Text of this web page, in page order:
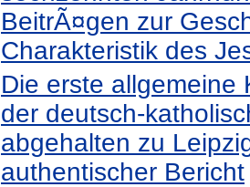
BeitrÃ¤gen zur
Charakteristik des
Die erste allgemeine
der deutsch-
abgehalten zu
authentischer Bericht